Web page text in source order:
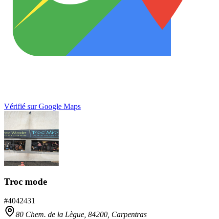
Vérifié sur Google Maps
Troc mode
#4042431
80 Chem. de la Lègue, 84200 Carpentras